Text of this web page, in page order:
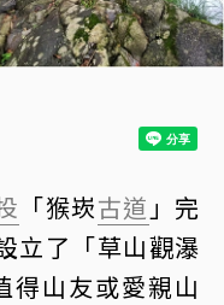
「猴崁古道 」完
立了「草山觀瀑
得山友或愛親山